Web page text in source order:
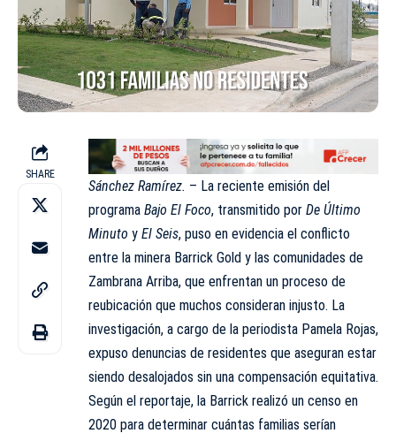
SHARE
Sánchez Ramírez. – La reciente emisión del
programa Bajo El Foco, transmitido por De Último
Minuto y El Seis, puso en evidencia el conflicto
entre la minera Barrick Gold y las comunidades de
Zambrana Arriba, que enfrentan un proceso de
reubicación que muchos consideran injusto. La
investigación, a cargo de la periodista Pamela Rojas,
expuso denuncias de residentes que aseguran estar
siendo desalojados sin una compensación equitativa.
Según el reportaje, la Barrick realizó un censo en
2020 para determinar cuántas familias serían